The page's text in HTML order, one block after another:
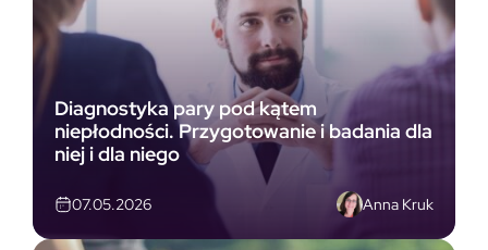
Diagnostyka pary pod kątem
niepłodności. Przygotowanie i badania dla
niej i dla niego
07.05.2026 Anna Kruk